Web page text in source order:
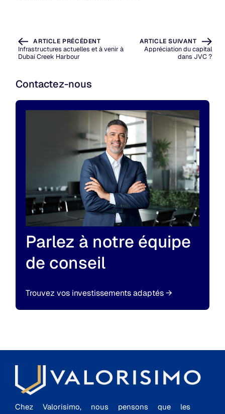
ARTICLE PRÉCÉDENT
Infrastructures actuelles et à venir à
Dubai Creek Harbour
ARTICLE SUIVANT
Appréciation du capital
dans JVC ?
Contactez-nous
Parlez à notre équipe
de conseil
Trouvez vos investissements adaptés→
Chez Valorisimo, nous pensons que les